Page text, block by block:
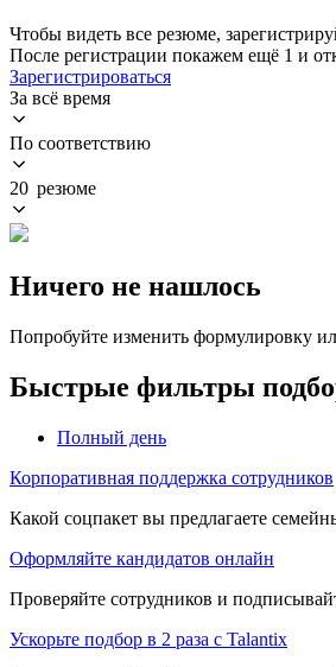
Чтобы видеть все резюме,
После регистрации покажем ещё 1 и
Зарегистрироваться
За всё время
По соответствию
20 резюме
Ничего не нашлось
Попробуйте изменить формулировку
Быстрые фильтры
Полный день
Корпоративная поддержка сотрудников
Какой соцпакет вы предлагаете
Оформляйте кандидатов онлайн
Проверяйте сотрудников и
Ускорьте подбор в 2 раза с Talantix